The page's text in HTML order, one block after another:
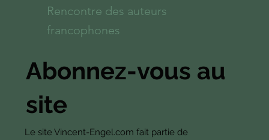
Abonnez-vous au
site
Le site Vincent-Engel.com fait partie de
Rencontre des auteurs
francophones